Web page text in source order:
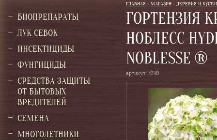
БИОПРЕПАРАТЫ
ЛУК СЕВОК
ИНСЕКТИЦИДЫ
ФУНГИЦИДЫ
СРЕДСТВА ЗАЩИТЫ
ОТ БЫТОВЫХ
ВРЕДИТЕЛЕЙ
СЕМЕНА
МНОГОЛЕТНИКИ
ГЛАВНАЯ > МАГАЗИН > ДЕРЕВЬЯ И
ГОРТЕНЗИЯ
НОБЛЕСС
NOBLESSE ®
артикул: 7240